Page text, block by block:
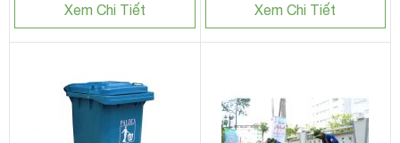
Xem Chi Tiết Xem Chi Tiết